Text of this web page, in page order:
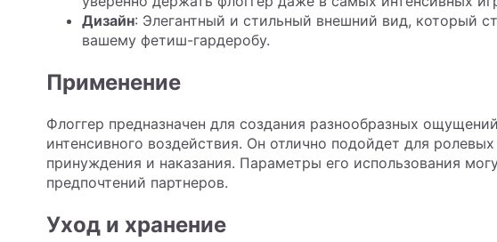
Дизайн: Элегантный и стильный внешний вид, который
вашему фетиш-гардеробу.
Применение
Флоггер предназначен для создания разнообразных
интенсивного воздействия. Он отлично подойдет для
принуждения и наказания. Параметры его использования
предпочтений партнеров.
Уход и хранение